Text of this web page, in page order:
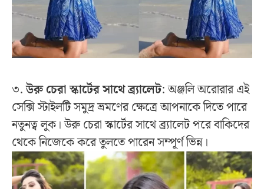
৩.উরু চেরা স্কার্টের সাথে ব্র্যালেট: অঞ্জলি অরোরার এই
সেক্সি স্টাইলটি সমুদ্র ভ্রমণের ক্ষেত্রে আপনাকে দিতে পারে
নতুনত্ব লুক। উরু চেরা স্কার্টের সাথে ব্র্যালেট পরে বাকিদের
থেকে নিজেকে করে তুলতে পারেন সম্পূর্ণ ভিন্ন।